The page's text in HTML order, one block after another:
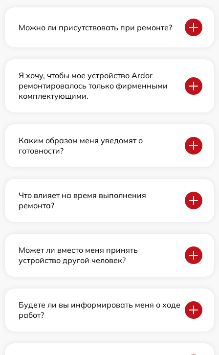
Можно ли присутствовать при ремонте?
Я хочу, чтобы мое устройство Ardor
ремонтировалось только фирменными
комплектующими.
Каким образом меня уведомят о
готовности?
Что влияет на время выполнения
ремонта?
Может ли вместо меня принять
устройство другой человек?
Будете ли вы информировать меня о ходе
работ?